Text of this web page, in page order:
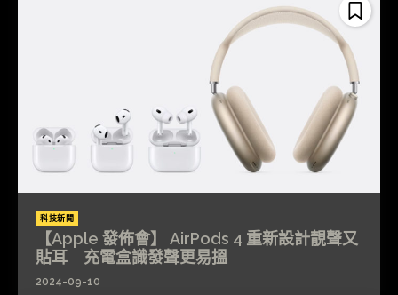
科技新聞
【Apple 發佈會】 AirPods 4 重新設計靚聲又
貼耳 充電盒識發聲更易搵
2024-09-10